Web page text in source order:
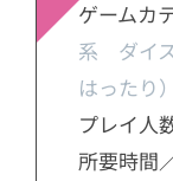
ゲームカ
系 ダイ
はった
プレイ人
所要時間